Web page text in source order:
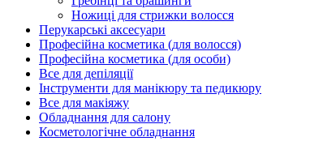
Ножиці для стрижки волосся
Перукарські аксесуари
Професійна косметика (для волосся)
Професійна косметика (для особи)
Все для депіляції
Інструменти для манікюру та педикюру
Все для макіяжу
Обладнання для салону
Косметологічне обладнання